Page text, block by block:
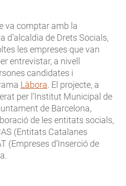
va comptar amb la
d’alcaldia de Drets Socials,
les empreses que van
entrevistar, a nivell
candidates i
Làbora. El projecte, a
per l’Institut Municipal de
de Barcelona,
de les entitats socials,
(Entitats Catalanes
(Empreses d’Inserció de